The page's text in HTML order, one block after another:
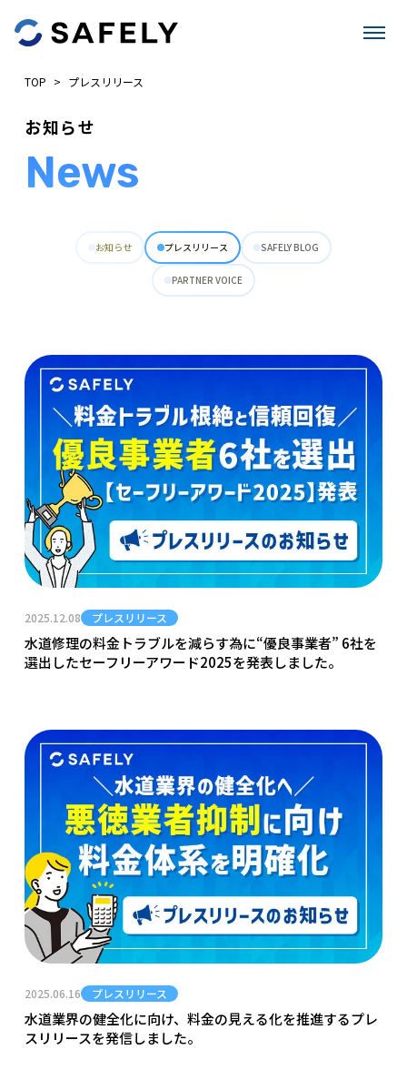
TOP > プレスリリース
お知らせ
News
お知らせ プレスリリース SAFELY BLOG
PARTNER VOICE
2025.12.08 プレスリリース
水道修理の料金トラブルを減らす為に“優良事業者” 6社を
選出したセーフリーアワード2025を発表しました。
2025.06.16 プレスリリース
水道業界の健全化に向け、料金の見える化を推進するプレ
スリリースを発信しました。